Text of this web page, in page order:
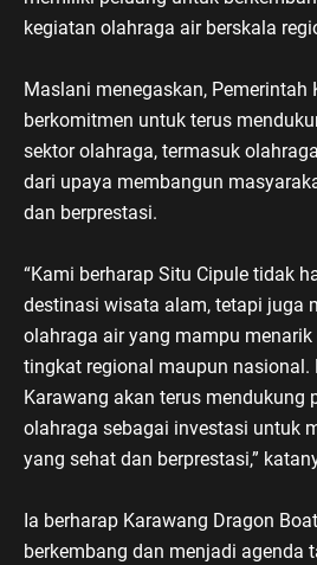
kegiatan olahraga air berskala
Maslani menegaskan, Pemerintah
berkomitmen untuk terus
sektor olahraga, termasuk
dari upaya membangun
dan berprestasi.
“Kami berharap Situ Cipule tidak
destinasi wisata alam, tetapi juga
olahraga air yang mampu menarik
tingkat regional maupun nasional.
Karawang akan terus mendukung
olahraga sebagai investasi untuk
yang sehat dan berprestasi,”
Ia berharap Karawang Dragon
berkembang dan menjadi agenda